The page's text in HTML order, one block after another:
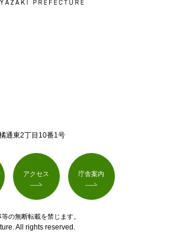
PREFECTURE
通東2丁目10番1号
アクセス 庁舎案内
の無断転載を禁じます。
All rights reserved.